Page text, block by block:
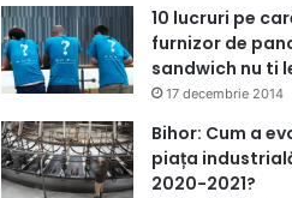
10 lucruri pe
furnizor de
sandwich nu ti
17 decembrie 2014
Bihor: Cum a
piața
2020-2021?